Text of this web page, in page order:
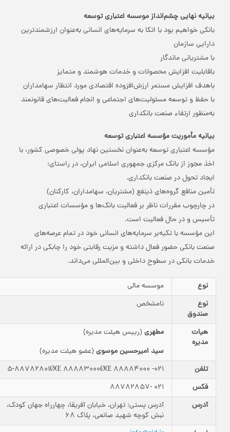
بیانیه نهایی چشم‌انداز موسسه اعتباری توسعه
بانکی خواهیم بود با اتکا به سرمایه‌های انسانی به‌عنوان ارزشمندترین
دارایی سازمان
با مشتریانی ماندگار
باقابلیت افزایش محصولات و خدمات هوشمند و متمایز
باهدف افزایش مستمر ارزش‌افزوده اقتصادی مورد انتظار سهامداران
با حفظ و توسعه مسئولیت‌های اجتماعی و انجام فعالیت‌های قانونمند
به‌منظور ارتقاء صنعت بانکداری
بیانیه مأموریت مؤسسه اعتباری توسعه
مؤسسه اعتباری توسعه به‌عنوان نخستین نهاد پولی خصوصی کشور، با
اخذ مجوز از بانک مرکزی جمهوری اسلامی ایران، در راستای:
ایجاد تحول در صنعت بانکداری.
تأمین منافع گروه‌های ذینفع (مشتریان، سهامداران، کارکنان)
در چارچوب مقررات ناظر بر فعالیت بانک‌ها و مؤسسات اعتباری
تأسیس و در حال فعالیت است.
این مؤسسه با تکیه‌بر سرمایه‌های انسانی خود در تمام عرصه‌های
صنعت بانکی حضور فعال داشته و مزیت رقابتی خود را چابکی در ارائه
خدمات بانکی در سطوح داخلی و بین‌المللی می‌داند.
نوع
موسسه مالی
نوع
صندوق
نامشخص
هیات
مدیره
مطهری(رییس هیئت مدیره)
سید امیرحسین موسوی(عضو هیئت مدیره)
تلفن
021- 5-88782801ØŒ 88883000ØŒ 88884000
فکس
021 -88782857
آدرس
آدرس پستی: تهران، خیابان آفریقا، چهارراه جهان کودک،
نبش کوچه شهید صانعی، پلاک 68